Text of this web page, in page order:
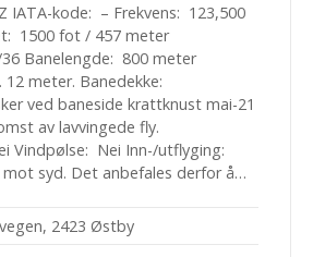
IATA-kode: – Frekvens: 123,500
1500 fot / 457 meter
Banelengde: 800 meter
meter. Banedekke:
ved baneside krattknust mai-21
av lavvingede fly.
Vindpølse: Nei Inn-/utflyging:
mot syd. Det anbefales derfor å…
2423 Østby